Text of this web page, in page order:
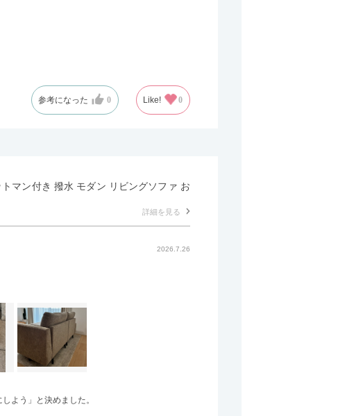
参考になった 0 Like! 0
マン付き 撥水 モダン リビングソファ お
詳細を見る
2026.7.26
よう」と決めました。